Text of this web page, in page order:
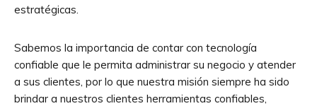
estratégicas.
Sabemos la importancia de contar con tecnología
confiable que le permita administrar su negocio y atender
a sus clientes, por lo que nuestra misión siempre ha sido
brindar a nuestros clientes herramientas confiables,